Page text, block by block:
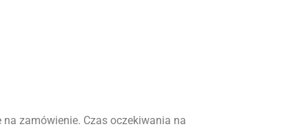
zamówienie. Czas oczekiwania na